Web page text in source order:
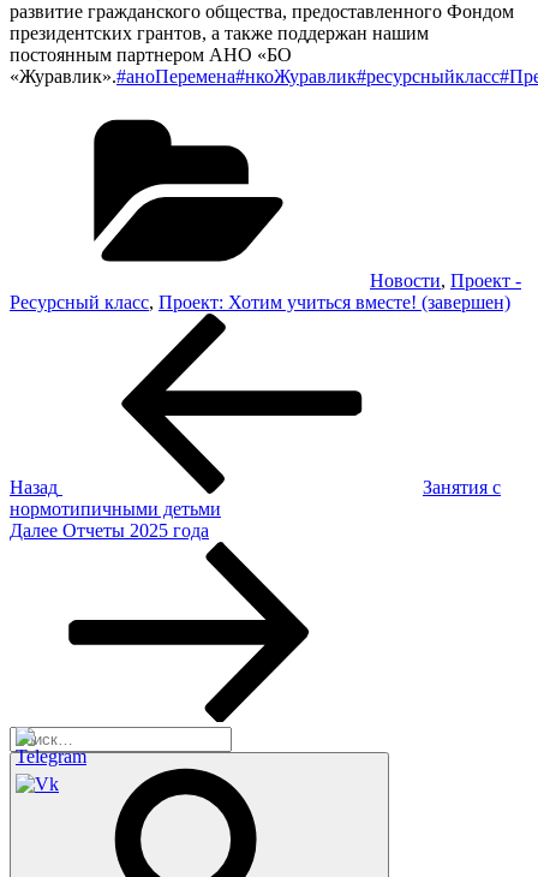
развитие гражданского общества, предоставленного Фондом
президентских грантов, а также поддержан нашим
постоянным партнером АНО «БО
«Журавлик».#аноПеремена#нкоЖуравлик#ресурсныйкласс
Новости, Проект -
Ресурсный класс, Проект: Хотим учиться вместе! (завершен)
Назад
Занятия с
нормотипичными детьми
Следующая
Далее Отчеты 2025 года
Искать: